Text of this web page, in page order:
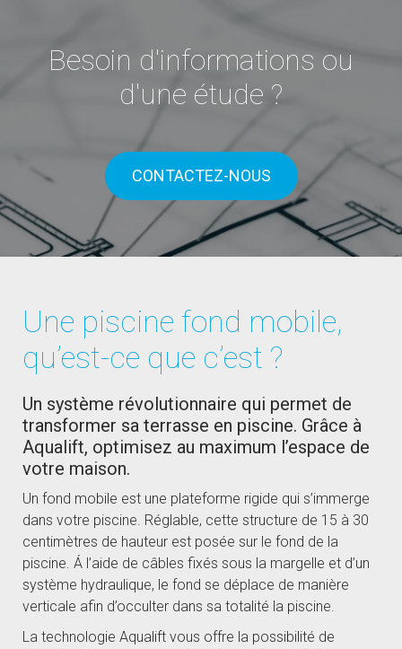
Besoin d'informations ou
d'une étude ?
CONTACTEZ-NOUS
Une piscine fond mobile,
qu’est-ce que c’est ?
Un système révolutionnaire qui permet de
transformer sa terrasse en piscine. Grâce à
Aqualift, optimisez au maximum l’espace de
votre maison.
Un fond mobile est une plateforme rigide qui s’immerge
dans votre piscine. Réglable, cette structure de 15 à 30
centimètres de hauteur est posée sur le fond de la
piscine. Á l’aide de câbles fixés sous la margelle et d’un
système hydraulique, le fond se déplace de manière
verticale afin d’occulter dans sa totalité la piscine.
La technologie Aqualift vous offre la possibilité de